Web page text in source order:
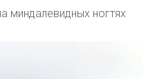
миндалевидных ногтях